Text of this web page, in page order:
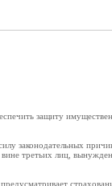
защиту
законодательных
третьих лиц,